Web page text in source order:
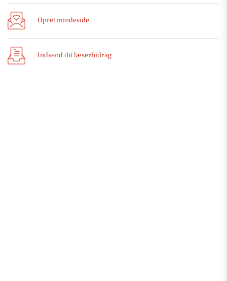
Opret mindeside
Indsend dit læserbidrag